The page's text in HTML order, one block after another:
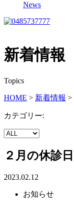
News
新着情報
Topics
HOME > 新着情報 >
カテゴリー:
２月の休診日
2023.02.12
お知らせ